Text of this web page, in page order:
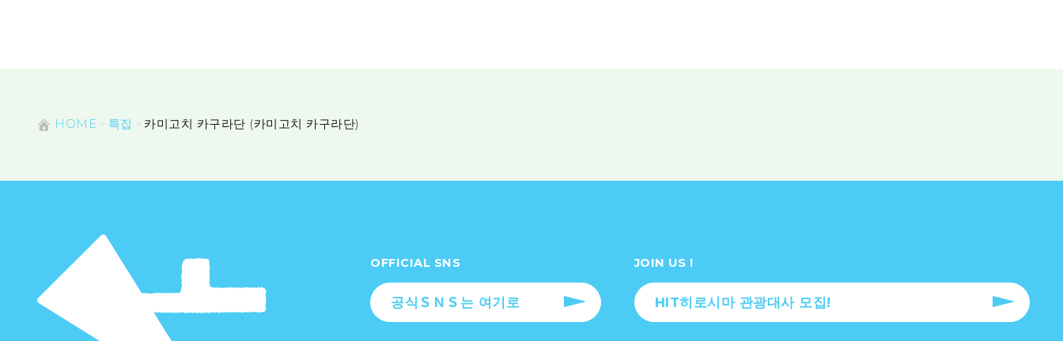
HOME 특집 카미고치 카구라단 (카미고치 카구라단)
OFFICIAL SNS
공식ＳＮＳ는 여기로
JOIN US !
HIT히로시마 관광대사 모집!